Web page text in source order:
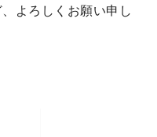
よろしくお願い申し